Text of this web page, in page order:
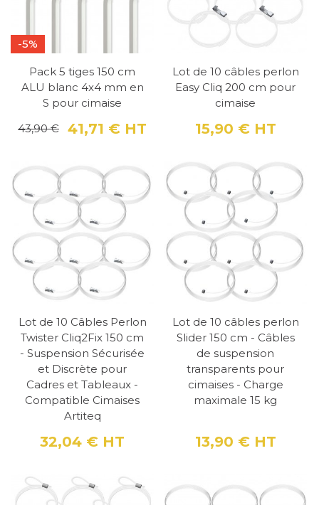
-5%
Pack 5 tiges 150 cm
ALU blanc 4x4 mm en
S pour cimaise
41,71 € HT Prix de base
43,90 €
Lot de 10 câbles perlon
Easy Cliq 200 cm pour
cimaise
Prix
15,90 € HT
Lot de 10 Câbles Perlon
Twister Cliq2Fix 150 cm
- Suspension Sécurisée
et Discrète pour
Cadres et Tableaux -
Compatible Cimaises
Artiteq
Prix
32,04 € HT
Lot de 10 câbles perlon
Slider 150 cm - Câbles
de suspension
transparents pour
cimaises - Charge
maximale 15 kg
Prix
13,90 € HT